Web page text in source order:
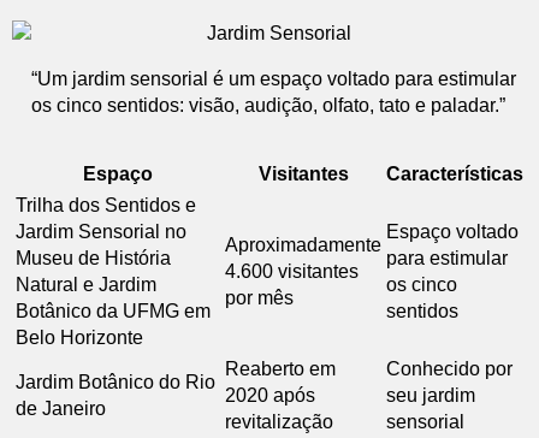
“Um jardim sensorial é um espaço voltado para estimular
os cinco sentidos: visão, audição, olfato, tato e paladar.”
Espaço Visitantes
Características
Trilha dos Sentidos e
Jardim Sensorial no
Museu de História
Natural e Jardim
Botânico da UFMG em
Belo Horizonte
Aproximadamente
4.600 visitantes
por mês
Espaço voltado
para estimular
os cinco
sentidos
Jardim Botânico do Rio
de Janeiro
Reaberto em
2020 após
revitalização
Conhecido por
seu jardim
sensorial